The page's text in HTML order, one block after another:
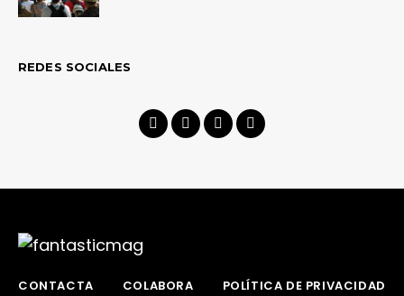
REDES SOCIALES
CONTACTA COLABORA POLÍTICA DE PRIVACIDAD